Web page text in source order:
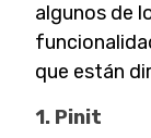
algunos de
que están
1. Pinit